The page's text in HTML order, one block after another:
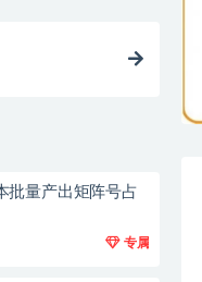
批量产出矩阵号占
专属